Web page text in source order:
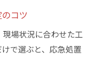
コツ
場状況に合わせた工
で選ぶと、応急処置